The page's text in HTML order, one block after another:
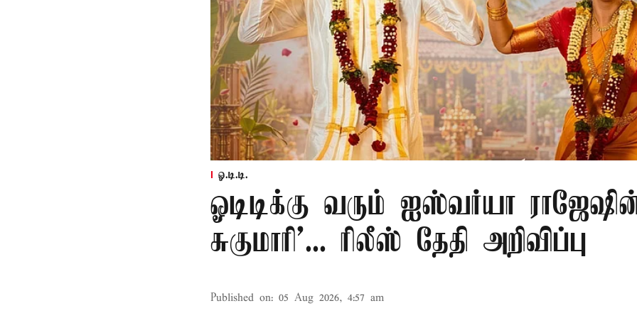
ஓ.டி.டி.
ஓடிடிக்கு வரும் ஐஸ்வர்யா
சுகுமாரி'... ரிலீஸ் தேதி அறிவிப்பு
Published on: 05 Aug 2026, 4:57 am